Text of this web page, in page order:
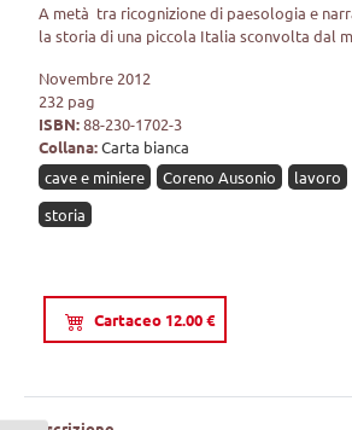
A metà tra ricognizione di paesologia e
la storia di una piccola Italia sconvolta dal
Novembre 2012
232 pag
ISBN:88-230-1702-3
Collana:Carta bianca
cave e miniere
Coreno Ausonio lavoro
storia
Cartaceo 12.00 €